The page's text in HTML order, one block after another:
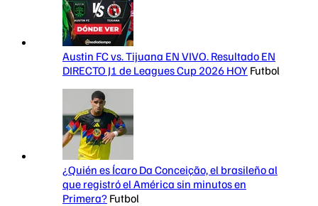
Austin FC vs. Tijuana EN VIVO. Resultado EN
DIRECTO J1 de Leagues Cup 2026 HOY Futbol
¿Quién es Ícaro Da Conceição, el brasileño al
que registró el América sin minutos en
Primera? Futbol